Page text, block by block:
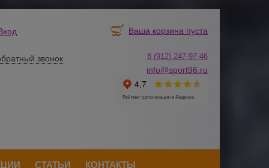
звонок
Ваша корзина пуста
8 (912) 247-97-46
info@sport96.ru
СТАТЬИ КОНТАКТЫ